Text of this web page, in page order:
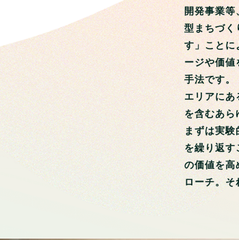
開発事業等
型まちづく
す」ことに
ージや価値
手法です。
エリアにあ
を含むあら
まずは実
を繰り返す
の価値を高
ローチ。そ